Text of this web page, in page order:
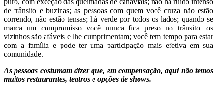
puro, com exceção das queimadas de canaviais; não há ruído intenso
de trânsito e buzinas; as pessoas com quem você cruza não estão
correndo, não estão tensas; há verde por todos os lados; quando se
marca um compromisso você nunca fica preso no trânsito, os
vizinhos são afáveis e lhe cumprimentam; você tem tempo para estar
com a família e pode ter uma participação mais efetiva em sua
comunidade.
As pessoas costumam dizer que, em compensação, aqui não temos
muitos restaurantes, teatros e opções de shows.